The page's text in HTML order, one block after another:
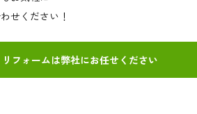
せください！
フォームは弊社にお任せください